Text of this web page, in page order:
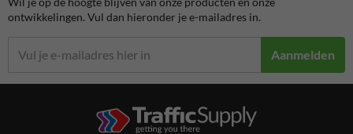
ontwikkelingen. Vul dan hieronder je e-mailadres in.
Aanmelden